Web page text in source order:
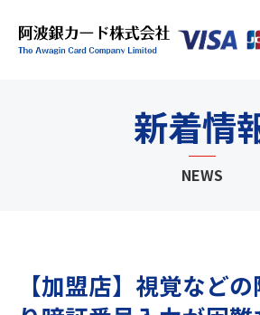
新着情
NEWS
【加盟店】視覚など